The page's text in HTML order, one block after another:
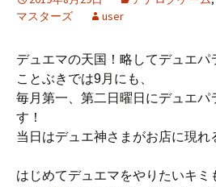
マスターズ
user
デュエマの天国！略してデュエパ
ことぶきでは9月にも、
毎月第一、第二日曜日にデュエパ
す！
当日はデュエ神さまがお店に現れ
はじめてデュエマをやりたいキミ